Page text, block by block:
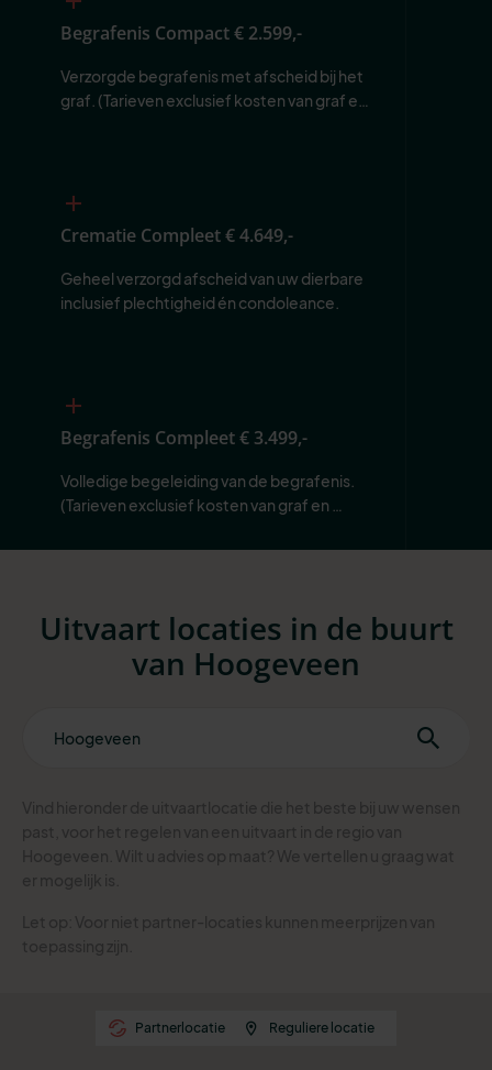
Begrafenis Compact€ 2.599,-
Verzorgde begrafenis met afscheid bij het
graf. (Tarieven exclusief kosten van graf en
Crematie Compleet€ 4.649,-
Geheel verzorgd afscheid van uw dierbare
inclusief plechtigheid én condoleance.
Begrafenis Compleet€ 3.499,-
Volledige begeleiding van de begrafenis.
(Tarieven exclusief kosten van graf en
Uitvaart locaties in de buurt
van Hoogeveen
Partnerlocatie Reguliere locatie